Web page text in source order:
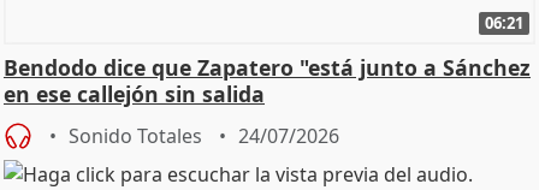
06:21
Bendodo dice que Zapatero "está junto a Sánchez
en ese callejón sin salida
Sonido Totales 24/07/2026